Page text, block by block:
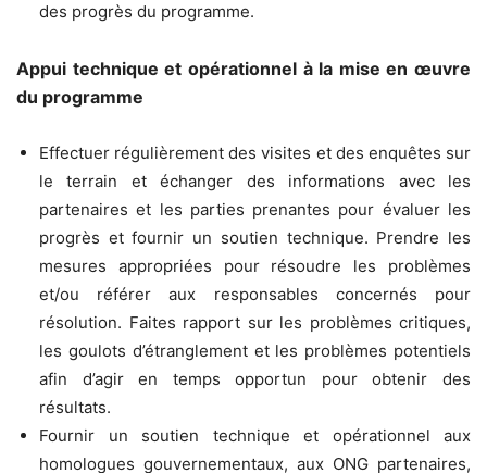
des progrès du programme.
Appui technique et opérationnel à la mise en œuvre
du programme
Effectuer régulièrement des visites et des enquêtes sur
le terrain et échanger des informations avec les
partenaires et les parties prenantes pour évaluer les
progrès et fournir un soutien technique. Prendre les
mesures appropriées pour résoudre les problèmes
et/ou référer aux responsables concernés pour
résolution. Faites rapport sur les problèmes critiques,
les goulots d’étranglement et les problèmes potentiels
afin d’agir en temps opportun pour obtenir des
résultats.
Fournir un soutien technique et opérationnel aux
homologues gouvernementaux, aux ONG partenaires,